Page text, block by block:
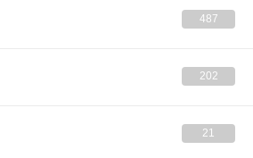
487
202
21